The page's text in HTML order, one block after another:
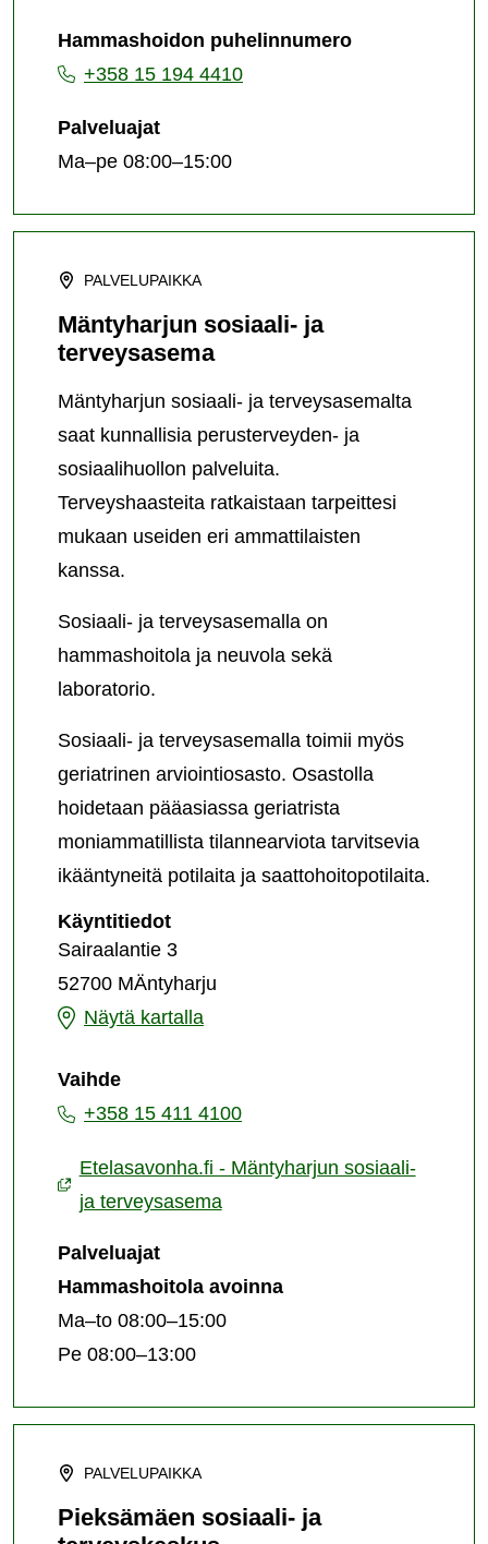
Hammashoidon puhelinnumero
+358 15 194 4410
Palveluajat
Ma–pe 08:00–15:00
PALVELUPAIKKA
Mäntyharjun sosiaali- ja
terveysasema
Mäntyharjun sosiaali- ja terveysasemalta
saat kunnallisia perusterveyden- ja
sosiaalihuollon palveluita.
Terveyshaasteita ratkaistaan tarpeittesi
mukaan useiden eri ammattilaisten
kanssa.
Sosiaali- ja terveysasemalla on
hammashoitola ja neuvola sekä
laboratorio.
Sosiaali- ja terveysasemalla toimii myös
geriatrinen arviointiosasto. Osastolla
hoidetaan pääasiassa geriatrista
moniammatillista tilannearviota tarvitsevia
ikääntyneitä potilaita ja saattohoitopotilaita.
KäyntitiedotMäntyharjun
sosiaali-
terveysasema
Sairaalantie 3
52700 MÄntyharju
Näytä kartalla
Mäntyharjun
ja
terveysasema
Vaihde
+358 15 411 4100
Etelasavonha.fi - Mäntyharjun sosiaali-
ja terveysasema
Palveluajat
Hammashoitola avoinna
Ma–to 08:00–15:00
Pe 08:00–13:00
PALVELUPAIKKA
Pieksämäen sosiaali- ja